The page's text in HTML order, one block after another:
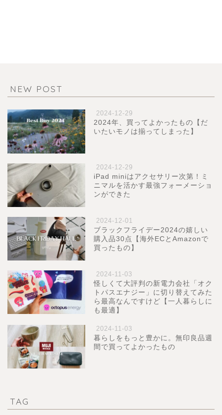
NEW POST
2024-12-29
2024年、買ってよかったもの【だ
いたいモノは揃ってしまった】
2024-12-29
iPad miniはアクセサリー次第！ミ
ニマルを活かす最強フォーメーショ
ンができた
2024-12-01
ブラックフライデー2024の嬉しい
購入品30点【海外ECとAmazonで
買ったもの】
2024-11-03
怪しくて大評判の新電力会社「オク
トパスエナジー」に切り替えてみた
ら最高なんですけど【一人暮らしに
も最適】
2024-11-03
暮らしをもっと豊かに。無印良品週
間で買ってよかったもの
TAG